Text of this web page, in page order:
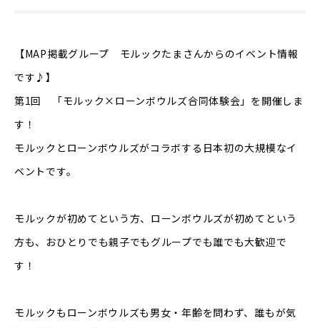
【MAP掲載グループ モルックたまさんからのイベント情報
です♪】
第1回 「モルック×ローンボウルズ合同体験会」を開催しま
す！
モルックとローンボウルズがコラボする日本初の大規模なイ
ベントです。
モルックが初めてという方、ローンボウルズが初めてという
方も、おひとりでも親子でもグループでも誰でも大歓迎で
す！
モルックもローンボウルズも男女・年齢を問わず、誰もが気